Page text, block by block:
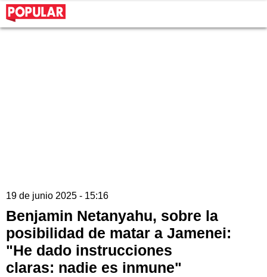
19 de junio 2025 - 15:16
Benjamin Netanyahu, sobre la
posibilidad de matar a Jamenei:
"He dado instrucciones
claras: nadie es inmune"